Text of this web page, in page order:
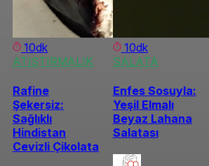
10dk
ATIŞTIRMALIK
Rafine
Şekersiz:
Sağlıklı
Hindistan
Cevizli Çikolata
10dk
SALATA
Enfes Sosuyla:
Yeşil Elmalı
Beyaz Lahana
Salatası